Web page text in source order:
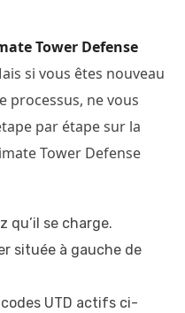
Tower Defense
si vous êtes nouveau
processus, ne vous
par étape sur la
Tower Defense
qu’il se charge.
située à gauche de
UTD actifs ci-